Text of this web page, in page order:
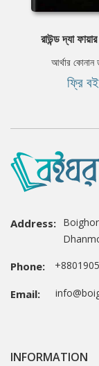
রাউন্ড দ্যা
আর্থার কোনান
ফ্রি বই
Address:
Phone:
Email:
INFORMATION